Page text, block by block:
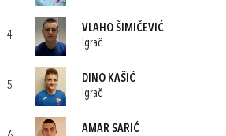
4
VLAHO ŠIMIČEVIĆ
Igrač
5
DINO KAŠIĆ
Igrač
AMAR SARIĆ